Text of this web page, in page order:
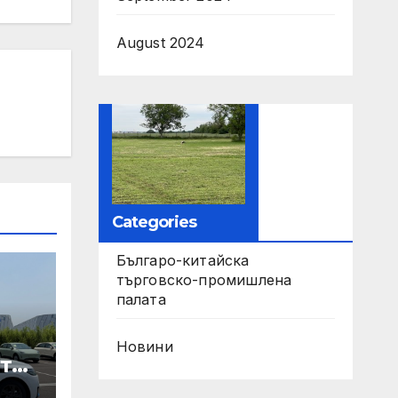
August 2024
Categories
Българо-китайска
търговско-промишлена
палата
Новини